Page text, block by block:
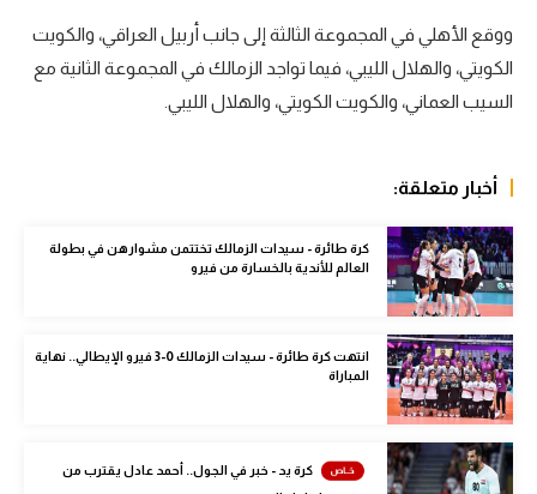
رياضات أخرى
أمم إفريقيا
كرة سلة
كرة يد
كرة طائرة
الوطن العربي
في المونديال
آسيا
ووقع الأهلي في المجموعة الثالثة إلى جانب أربيل العراقي، والكويت
الكويتي، والهلال الليبي، فيما تواجد الزمالك في المجموعة الثانية مع
السيب العماني، والكويت الكويتي، والهلال الليبي.
أخبار متعلقة:
كرة طائرة - سيدات الزمالك تختتمن مشوارهن في بطولة
العالم للأندية بالخسارة من فيرو
انتهت كرة طائرة - سيدات الزمالك 0-3 فيرو الإيطالي.. نهاية
المباراة
كرة يد - خبر في الجول.. أحمد عادل يقترب من